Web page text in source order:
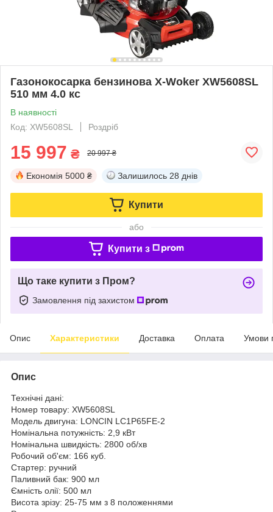
Газонокосарка бензинова X-Woker XW5608SL
510 мм 4.0 кс
В наявності
Код: XW5608SL
Роздріб
15 997 ₴ 20 997 ₴
Економія 5000 ₴ Залишилось 28 днів
Купити
або
Купити з
Що таке купити з Пром?
Замовлення під захистом
Опис Характеристики Доставка Оплата Умови
Опис
Технічні дані:
Номер товару: XW5608SL
Модель двигуна: LONCIN LC1P65FE-2
Номінальна потужність: 2,9 кВт
Номінальна швидкість: 2800 об/хв
Робочий об'єм: 166 куб.
Стартер: ручний
Паливний бак: 900 мл
Ємність олії: 500 мл
Висота зрізу: 25-75 мм з 8 положеннями